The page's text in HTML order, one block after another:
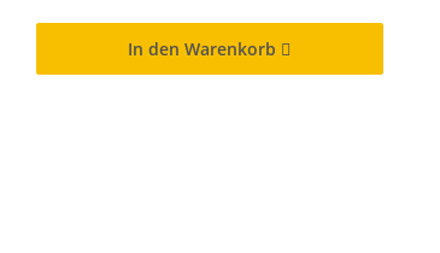
In den Warenkorb